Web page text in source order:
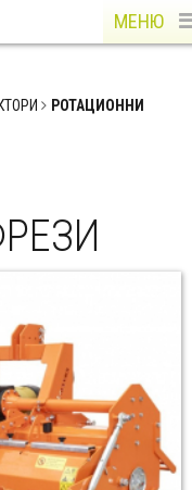
МЕНЮ
РОТАЦИОННИ